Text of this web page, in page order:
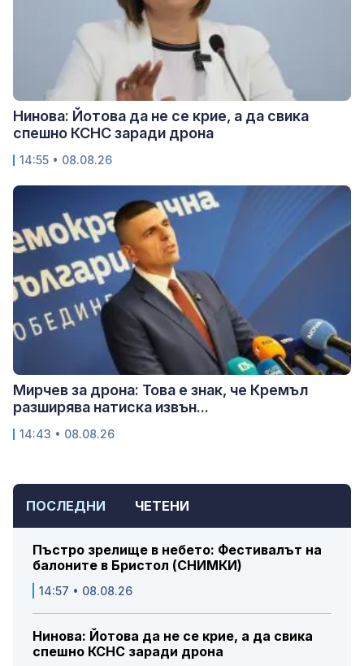
ПОСЛЕДНИ ЧЕТЕНИ
Пъстро зрелище в небето: Фестивалът на
балоните в Бристол (СНИМКИ)
14:57 • 08.08.26
Нинова: Йотова да не се крие, а да свика
спешно КСНС заради дрона
Нинова: Йотова да не се крие, а да свика
спешно КСНС заради дрона
14:55 • 08.08.26
Мирчев за дрона: Това е знак, че Кремъл
разширява натиска извън...
14:43 • 08.08.26